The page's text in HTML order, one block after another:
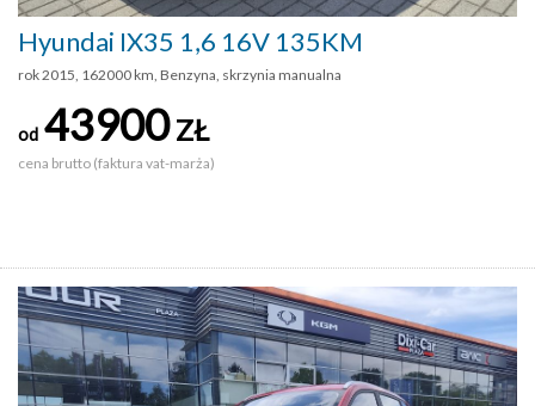
Hyundai IX35 1,6 16V 135KM
rok 2015, 162000 km, Benzyna, skrzynia manualna
od 43900ZŁ
cena brutto (faktura vat-marża)